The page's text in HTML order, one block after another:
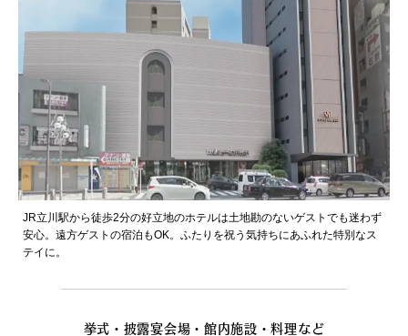
JR立川駅から徒歩2分の好立地のホテルは土地勘のないゲストでも迷わず
安心。遠方ゲストの宿泊もOK。ふたりを祝う気持ちにあふれた特別なス
テイに。
挙式・披露宴会場・館内施設・料理など